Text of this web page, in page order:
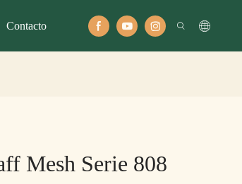
Contacto
Mesh Serie 808